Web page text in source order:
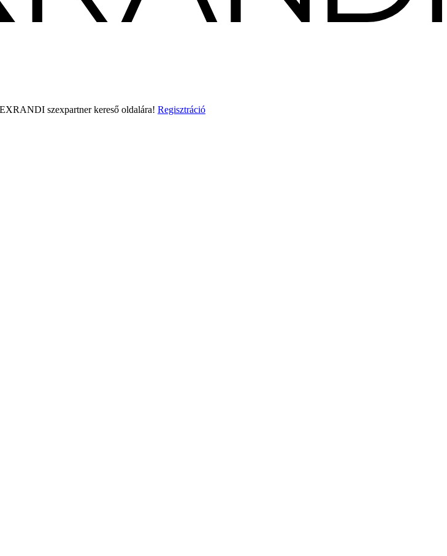
szexpartner kereső oldalára! Regisztráció